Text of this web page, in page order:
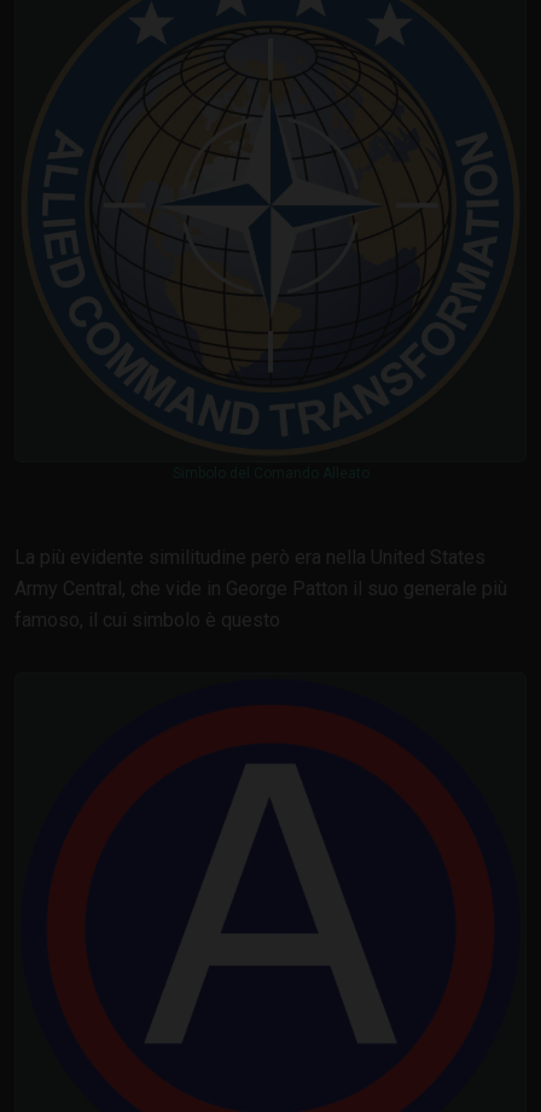
La più evidente similitudine però era nella United States
Army Central, che vide in George Patton il suo generale più
famoso, il cui simbolo è questo